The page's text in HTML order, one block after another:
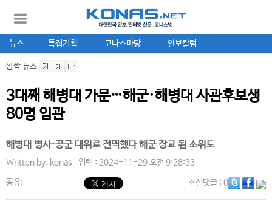
뉴스 특집기획 코나스마당 안보칼럼
깜짝 뉴스
3대째 해병대 가문…해군·해병대 사관후보생
80명 임관
해병대 병사·공군 대위로 전역했다 해군 장교 된 소위도
Written by. konas 입력 : 2024-11-29 오전 9:28:33
공유: 소셜댓글: 0